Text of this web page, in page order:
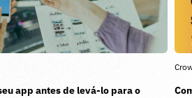
app antes de levá-lo para o